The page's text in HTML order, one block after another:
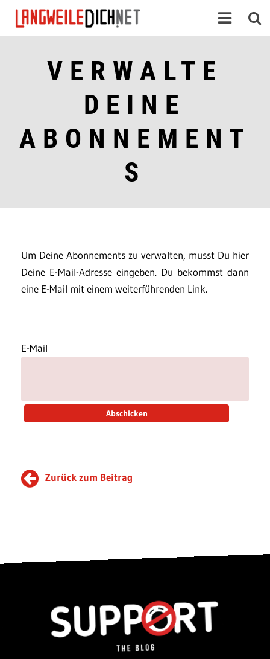
VERWALTE
DEINE
ABONNEMENT
S
Um Deine Abonnements zu verwalten, musst Du hier
Deine E-Mail-Adresse eingeben. Du bekommst dann
eine E-Mail mit einem weiterführenden Link.
E-Mail
Zurück zum Beitrag